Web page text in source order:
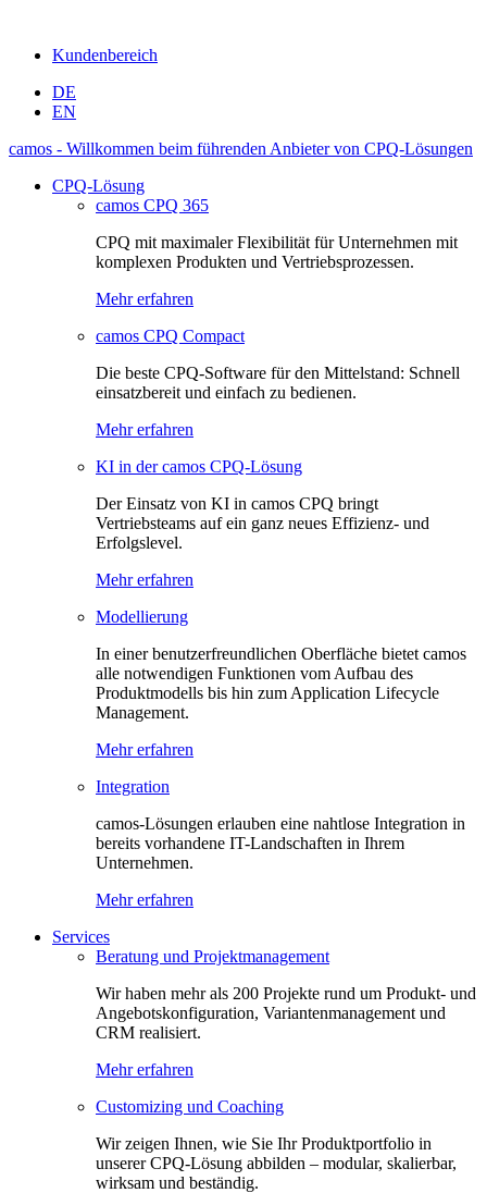
Kundenbereich
DE
EN
camos - Willkommen beim führenden Anbieter von CPQ-Lösungen
CPQ-Lösung
camos CPQ 365
CPQ mit maximaler Flexibilität für Unternehmen mit
komplexen Produkten und Vertriebsprozessen.
Mehr erfahren
camos CPQ Compact
Die beste CPQ-Software für den Mittelstand: Schnell
einsatzbereit und einfach zu bedienen.
Mehr erfahren
KI in der camos CPQ-Lösung
Der Einsatz von KI in camos CPQ bringt
Vertriebsteams auf ein ganz neues Effizienz- und
Erfolgslevel.
Mehr erfahren
Modellierung
In einer benutzerfreundlichen Oberfläche bietet camos
alle notwendigen Funktionen vom Aufbau des
Produktmodells bis hin zum Application Lifecycle
Management.
Mehr erfahren
Integration
camos-Lösungen erlauben eine nahtlose Integration in
bereits vorhandene IT-Landschaften in Ihrem
Unternehmen.
Mehr erfahren
Services
Beratung und Projektmanagement
Wir haben mehr als 200 Projekte rund um Produkt- und
Angebotskonfiguration, Variantenmanagement und
CRM realisiert.
Mehr erfahren
Customizing und Coaching
Wir zeigen Ihnen, wie Sie Ihr Produktportfolio in
unserer CPQ-Lösung abbilden – modular, skalierbar,
wirksam und beständig.